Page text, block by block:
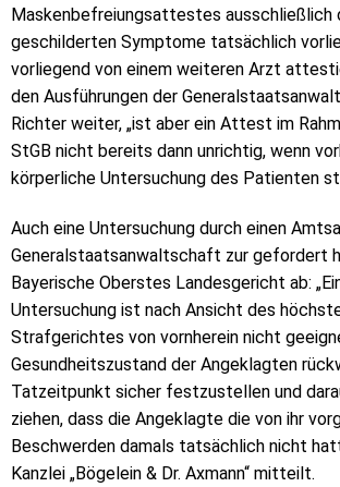
Maskenbefreiungsattestes ausschließlich
geschilderten Symptome tatsächlich
vorliegend von einem weiteren Arzt
den Ausführungen der
Richter weiter, „ist aber ein Attest im
StGB nicht bereits dann unrichtig, wenn
körperliche Untersuchung des Patienten
Auch eine Untersuchung durch einen
Generalstaatsanwaltschaft zur gefordert
Bayerische Oberstes Landesgericht ab:
Untersuchung ist nach Ansicht des
Strafgerichtes von vornherein nicht
Gesundheitszustand der Angeklagten
Tatzeitpunkt sicher festzustellen und
ziehen, dass die Angeklagte die von ihr
Beschwerden damals tatsächlich nicht
Kanzlei „Bögelein & Dr. Axmann“ mitteilt.